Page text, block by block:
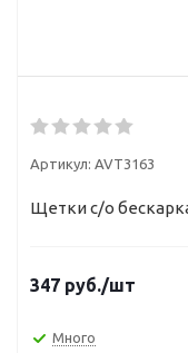
Артикул: AVT3163
Щетки с/о
347 руб./шт
Много